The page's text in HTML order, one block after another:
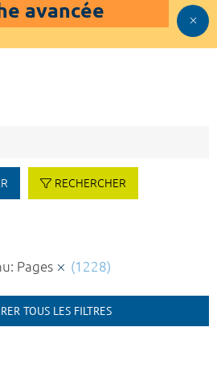
avancée
RECHERCHER
Pages (1228)
TOUS LES FILTRES